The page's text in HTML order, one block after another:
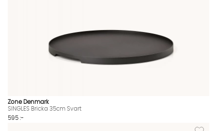
Zone Denmark
SINGLES Bricka 35cm Svart
595 :-
Lägg